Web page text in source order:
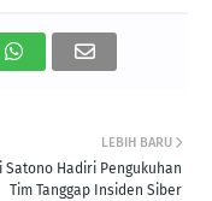
LEBIH BARU
Satono Hadiri Pengukuhan
Tim Tanggap Insiden Siber